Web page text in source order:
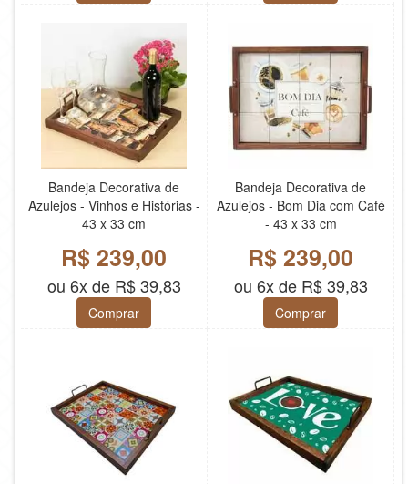
Bandeja Decorativa de
Azulejos - Vinhos e Histórias -
43 x 33 cm
R$ 239,00
ou 6x de R$ 39,83
Comprar
Bandeja Decorativa de
Azulejos - Bom Dia com Café
- 43 x 33 cm
R$ 239,00
ou 6x de R$ 39,83
Comprar